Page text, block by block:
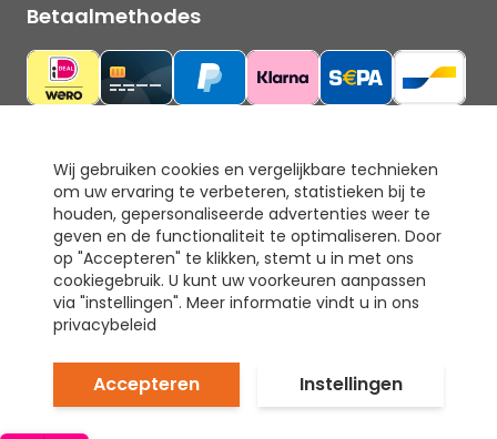
Wij gebruiken cookies en vergelijkbare technieken
om uw ervaring te verbeteren, statistieken bij te
houden, gepersonaliseerde advertenties weer te
geven en de functionaliteit te optimaliseren. Door
op "Accepteren" te klikken, stemt u in met ons
cookiegebruik. U kunt uw voorkeuren aanpassen
via "instellingen". Meer informatie vindt u in ons
privacybeleid
Accepteren Instellingen
Betaalmethodes
Ons keurmerk
© Tapijt & Laminaat Direct. Alle rechten voorbehouden.
Prijzen inclusief 21% BTW.